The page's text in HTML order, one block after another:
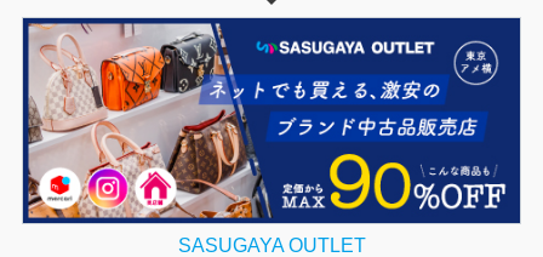
SASUGAYA OUTLET